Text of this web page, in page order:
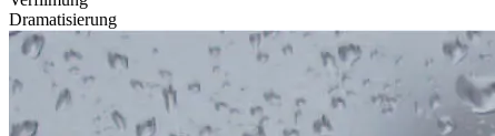
Dramatisierung